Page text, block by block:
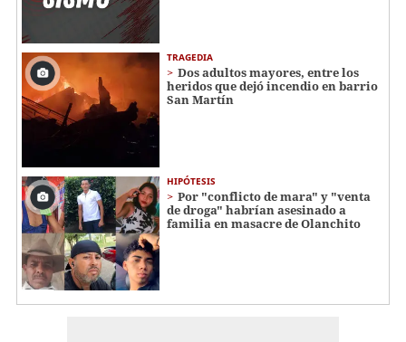
TRAGEDIA
Dos adultos mayores, entre los
heridos que dejó incendio en barrio
San Martín
HIPÓTESIS
Por "conflicto de mara" y "venta
de droga" habrían asesinado a
familia en masacre de Olanchito